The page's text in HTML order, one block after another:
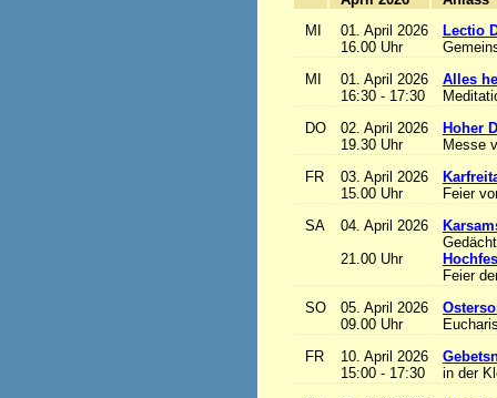
MI
01. April 2026
16.00 Uhr
Lectio
MI
01. April 2026
16:30 - 17:30
Alles
DO
02. April 2026
19.30 Uhr
Hoher
Messe
FR
03. April 2026
15.00 Uhr
Feier
SA
04. April 2026
21.00 Uhr
Feier
SO
05. April 2026
09.00 Uhr
FR
10. April 2026
15:00 - 17:30
in der